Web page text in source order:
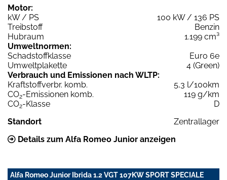
Motor:
kW / PS
100 kW / 136 PS
Treibstoff
Benzin
Hubraum
1.199 cm³
Umweltnormen:
Schadstoffklasse
Euro 6e
Umweltplakette
4 (Green)
Verbrauch und Emissionen nach WLTP:
Kraftstoffverbr. komb.
5,3 l/100km
CO2-Emissionen komb.
119 g/km
CO2-Klasse
D
Standort
Zentrallager
Details zum Alfa Romeo Junior anzeigen
Alfa Romeo Junior Ibrida 1.2 VGT 107KW SPORT SPECIALE